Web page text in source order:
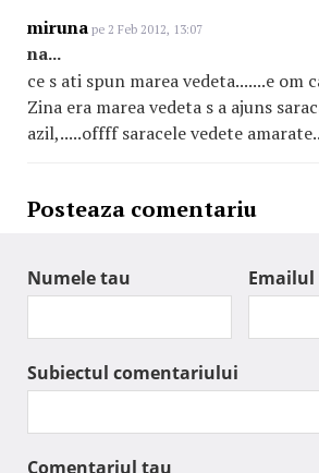
miruna pe 2 Feb 2012, 13:07
na...
ce s ati spun marea vedeta.......e om
Zina era marea vedeta s a ajuns
azil,.....offff saracele vedete
Posteaza comentariu
Numele tau
Subiectul comentariului
Comentariul tau